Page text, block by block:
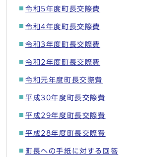
令和5年度町長交際費
令和4年度町長交際費
令和3年度町長交際費
令和2年度町長交際費
令和元年度町長交際費
平成30年度町長交際費
平成29年度町長交際費
平成28年度町長交際費
町長への手紙に対する回答